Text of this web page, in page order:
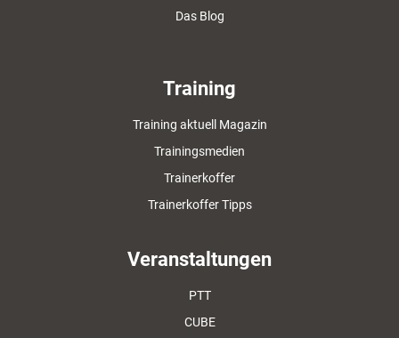
Das Blog
Training
Training aktuell Magazin
Trainingsmedien
Trainerkoffer
Trainerkoffer Tipps
Veranstaltungen
PTT
CUBE